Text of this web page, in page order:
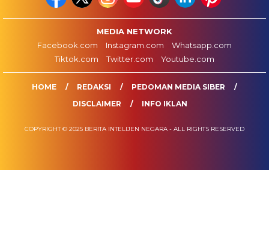
MEDIA NETWORK
Facebook.com
Instagram.com
Whatsapp.com
Tiktok.com
Twitter.com Youtube.com
HOME REDAKSI
PEDOMAN MEDIA SIBER
DISCLAIMER
INFO IKLAN
COPYRIGHT © 2025 BERITA INTELIJEN NEGARA - ALL RIGHTS RESERVED